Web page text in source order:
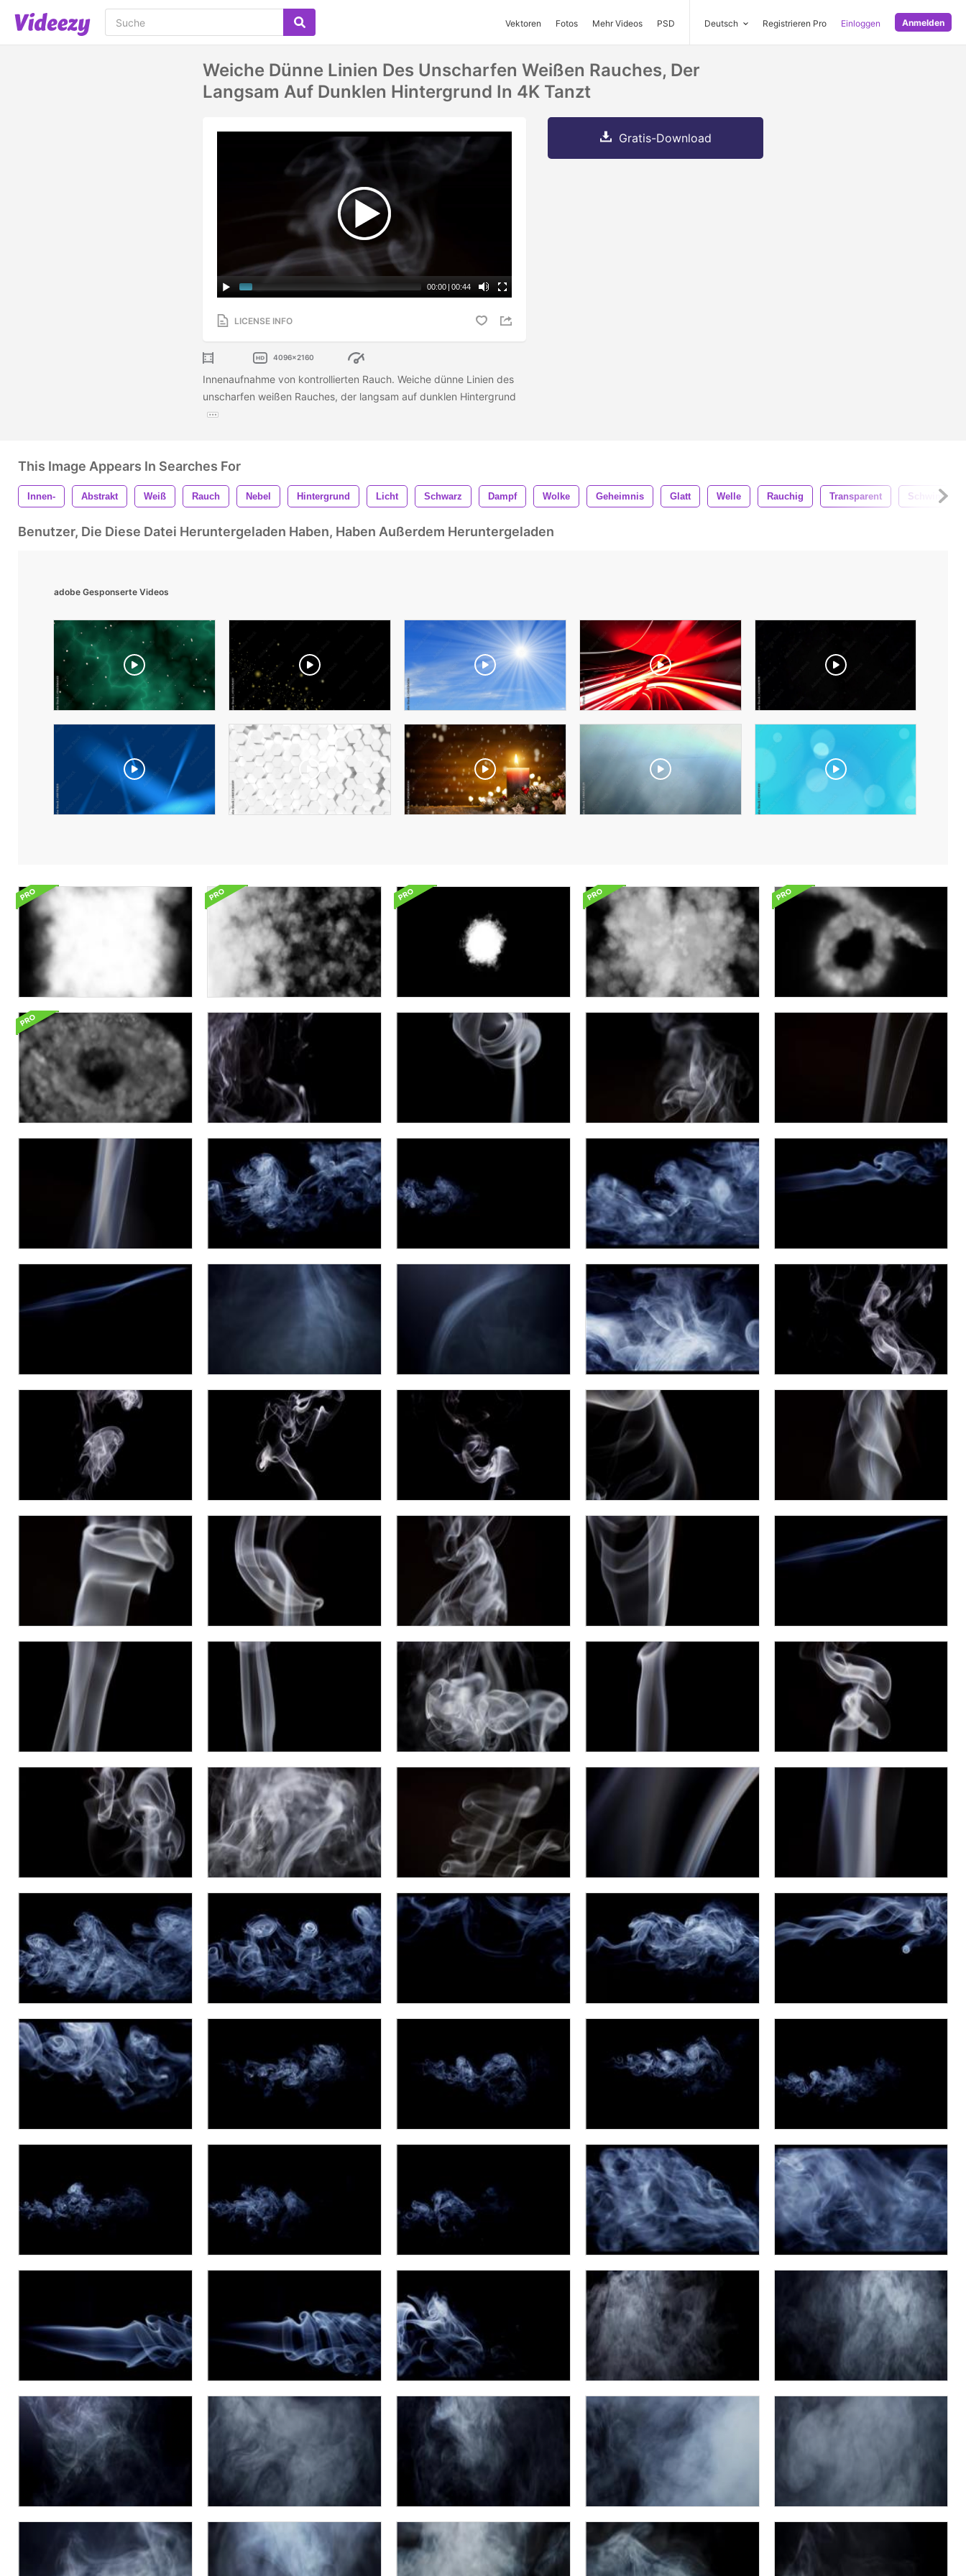
Vektoren Fotos Mehr Videos PSD Deutsch Registrieren Pro Einloggen Anmelden
Weiche Dünne Linien Des Unscharfen Weißen Rauches, Der
Langsam Auf Dunklen Hintergrund In 4K Tanzt
00:00 | 00:44
LICENSE INFO
4096x2160
Innenaufnahme von kontrollierten Rauch. Weiche dünne Linien des
unscharfen weißen Rauches, der langsam auf dunklen Hintergrund
Gratis-Download
This Image Appears In Searches For
Innen- Abstrakt Weiß Rauch Nebel Hintergrund Licht Schwarz Dampf Wolke Geheimnis Glatt Welle Rauchig Transparent
Benutzer, Die Diese Datei Heruntergeladen Haben, Haben Außerdem Heruntergeladen
adobe Gesponserte Videos